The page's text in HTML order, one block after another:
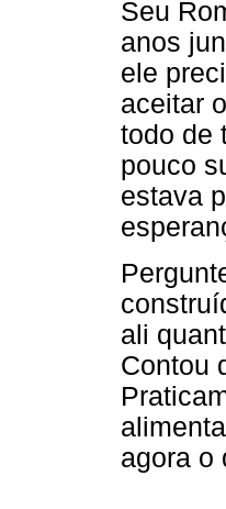
Seu
anos
ele
aceitar
todo de
pouco
estava
ali
Contou
agora o